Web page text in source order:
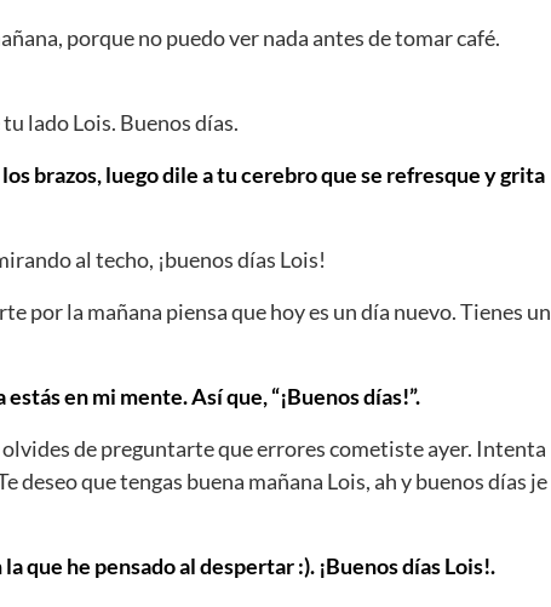
porque no puedo ver nada antes de tomar café.
lado Lois. Buenos días.
brazos, luego dile a tu cerebro que se refresque y grita
al techo, ¡buenos días Lois!
por la mañana piensa que hoy es un día nuevo. Tienes un
en mi mente. Así que, “¡Buenos días!”.
de preguntarte que errores cometiste ayer. Intenta
deseo que tengas buena mañana Lois, ah y buenos días je
que he pensado al despertar :). ¡Buenos días Lois!.